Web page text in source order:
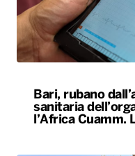
Bari, rubano
sanitaria
l’Africa Cuamm.